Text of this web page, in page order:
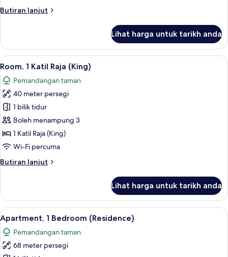
Ocean
Butiran lanjut
Butiran
1
Katil
Raja
Ocean
View
Lihat harga untuk tarikh anda
Lihat
semua
foto
untuk
Room,
1
Katil
Raja
Bar mini, peti besi dalam bilik, ruang
8
Room, 1 Katil Raja (King)
Pemandangan taman
40 meter persegi
1 bilik tidur
Boleh menampung 3
1 Katil Raja (King)
Wi-Fi percuma
Butiran lanjut
Butiran
1
Katil
Raja
(King)
Lihat harga untuk tarikh anda
Lihat
semua
foto
untuk
Bar mini, peti besi dalam bilik, ruang
7
Apartment, 1 Bedroom (Residence)
Pemandangan taman
68 meter persegi